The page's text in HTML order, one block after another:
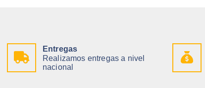
Entregas
Realizamos entregas a nivel
nacional